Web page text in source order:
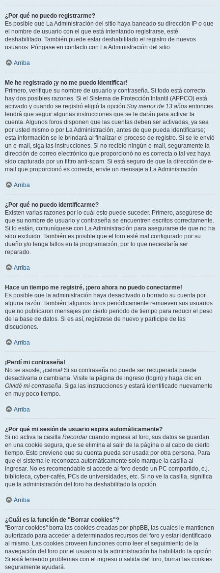
¿Por qué no puedo registrarme?
Es posible que La Administración del sitio haya baneado su dirección IP o que
el nombre de usuario con el que está intentando registrarse, esté
deshabilitado. También puede estar deshabilitado el registro de nuevos
usuarios. Póngase en contacto con La Administración del sitio.
Arriba
Me he registrado ¡y no me puedo identificar!
Primero, verifique su nombre de usuario y contraseña. Si todo está correcto,
hay dos posibles razones. Si el Sistema de Protección Infantil (APPCO) está
activado y cuando se registró eligió la opción Soy menor de 13 años entonces
tendrá que seguir algunas instrucciones que se le darán para activar la
cuenta. Algunos foros disponen que las cuentas deben ser activadas, ya sea
por usted mismo o por La Administración, antes de que pueda identificarse;
esta información se le brindará al finalizar el proceso de registro. Si se le envió
un e-mail, siga las instrucciones. Si no recibió ningún e-mail, seguramente la
dirección de correo electrónico que proporcionó no es correcta o tal vez haya
sido capturada por un filtro anti-spam. Si está seguro de que la dirección de e-
mail que proporcionó es correcta, envíe un mensaje a La Administración.
Arriba
¿Por qué no puedo identificarme?
Existen varias razones por lo cuál esto puede suceder. Primero, asegúrese de
que su nombre de usuario y contraseña se encuentren escritos correctamente.
Si lo están, comuníquese con La Administración para asegurarse de que no ha
sido excluido. También es posible que el foro esté mal configurado por su
dueño y/o tenga fallos en la programación, por lo que necesitaría ser
reparado.
Arriba
Hace un tiempo me registré, ¡pero ahora no puedo conectarme!
Es posible que la administración haya desactivado o borrado su cuenta por
alguna razón. También, algunos foros periódicamente remueven sus usuarios
que no publicaron mensajes por cierto periodo de tiempo para reducir el peso
de la base de datos. Si es así, registrese de nuevo y participe de las
discuciones.
Arriba
¡Perdí mi contraseña!
No se asuste, ¡calma! Si su contraseña no puede ser recuperada puede
desactivarla o cambiarla. Visite la página de ingreso (login) y haga clic en
Olvidé mi contraseña. Siga las instrucciones y estará identificado nuevamente
en muy poco tiempo.
Arriba
¿Por qué mi sesión de usuario expira automáticamente?
Si no activa la casilla Recordarcuando ingresa al foro, sus datos se guardan
en una cookie segura, que se elimina al salir de la página o al cabo de cierto
tiempo. Esto previene que su cuenta pueda ser usada por otra persona. Para
que el sistema le reconozca automáticamente solo marque la casilla al
ingresar. No es recomendable si accede al foro desde un PC compartido, e.j.
biblioteca, cyber-cafés, PCs de universidades, etc. Si no ve la casilla, significa
que la administración del foro ha deshabilitado la opción.
Arriba
¿Cuál es la función de "Borrar cookies"?
"Borrar cookies" borra las cookies creadas por phpBB, las cuales le mantienen
autorizado para acceder a determinados recursos del foro y estar identificado
al mismo. Las cookies proveen funciones como leer el seguimiento de la
navegación del foro por el usuario si la administración ha habilitado la opción.
Si está teniendo problemas con el ingreso o salida del foro, borrar las cookies
seguramente ayudará.